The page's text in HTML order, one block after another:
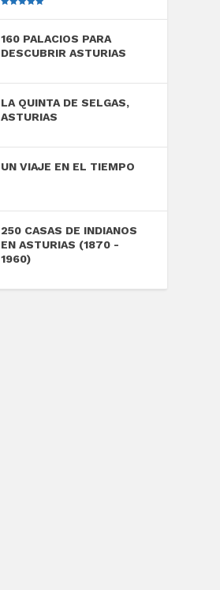
5
160 PALACIOS PARA
DESCUBRIR ASTURIAS
LA QUINTA DE SELGAS,
ASTURIAS
UN VIAJE EN EL TIEMPO
250 CASAS DE INDIANOS
EN ASTURIAS (1870 -
1960)